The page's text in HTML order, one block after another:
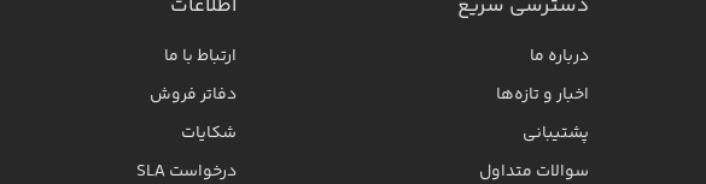
دسترسی سریع
درباره ما
اخبار و تازه‌ها
پشتیبانی
سوالات متداول
اطلاعات
ارتباط با ما
دفاتر فروش
شکایات
درخواست SLA